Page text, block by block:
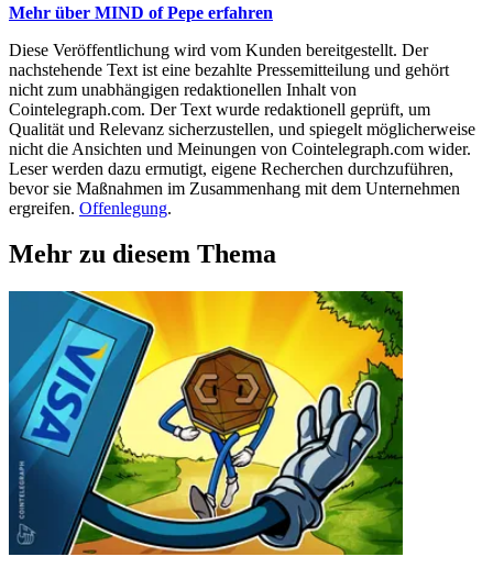
Mehr über MIND of Pepe erfahren
Diese Veröffentlichung wird vom Kunden bereitgestellt. Der
nachstehende Text ist eine bezahlte Pressemitteilung und gehört
nicht zum unabhängigen redaktionellen Inhalt von
Cointelegraph.com. Der Text wurde redaktionell geprüft, um
Qualität und Relevanz sicherzustellen, und spiegelt möglicherweise
nicht die Ansichten und Meinungen von Cointelegraph.com wider.
Leser werden dazu ermutigt, eigene Recherchen durchzuführen,
bevor sie Maßnahmen im Zusammenhang mit dem Unternehmen
ergreifen. Offenlegung.
Mehr zu diesem Thema